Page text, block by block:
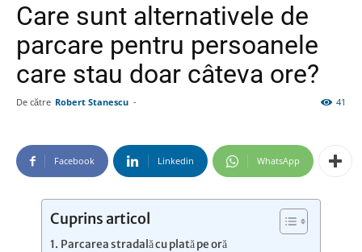
Care sunt alternativele de
parcare pentru persoanele
care stau doar câteva ore?
De către Robert Stanescu - 41
Facebook Linkedin WhatsApp
Cuprins articol
Parcarea stradală cu plată pe oră